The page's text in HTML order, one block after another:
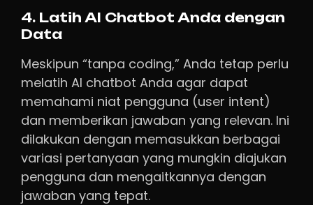
4. Latih AI Chatbot Anda dengan
Data
Meskipun “tanpa coding,” Anda tetap perlu
melatih AI chatbot Anda agar dapat
memahami niat pengguna (user intent)
dan memberikan jawaban yang relevan. Ini
dilakukan dengan memasukkan berbagai
variasi pertanyaan yang mungkin diajukan
pengguna dan mengaitkannya dengan
jawaban yang tepat.